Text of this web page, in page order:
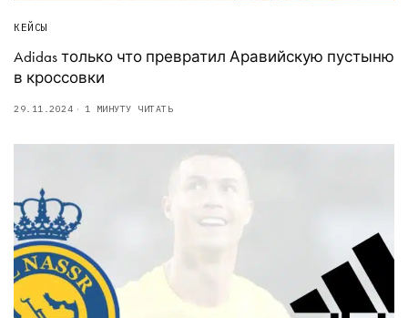
КЕЙСЫ
Adidas только что превратил Аравийскую пустыню
в кроссовки
29.11.2024 1 МИНУТУ ЧИТАТЬ